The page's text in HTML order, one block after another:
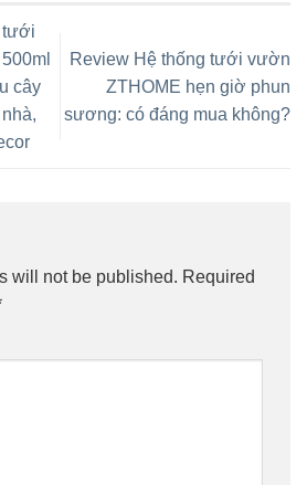
tưới
cây
Review Hệ thống tưới vườn
ZTHOME hẹn giờ phun
sương: có đáng mua không?
will not be published. Required